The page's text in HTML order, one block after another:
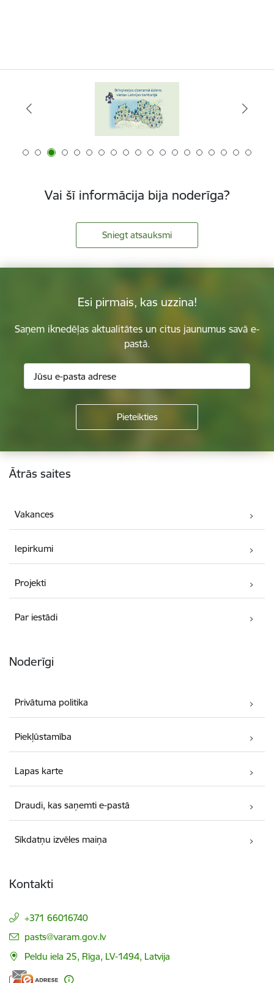
Vai šī informācija bija noderīga?
Sniegt atsauksmi
Esi pirmais, kas uzzina!
Saņem iknedēļas aktualitātes un citus jaunumus savā e-
pastā.
Kājene
Ātrās saites
Vakances
Iepirkumi
Projekti
Par iestādi
Noderīgi
Privātuma politika
Piekļūstamība
Lapas karte
Draudi, kas saņemti e-pastā
Sīkdatņu izvēles maiņa
Kontakti
+371 66016740
E-pasts:
pasts@varam.gov.lv
Peldu iela 25, Rīga, LV-1494, Latvija